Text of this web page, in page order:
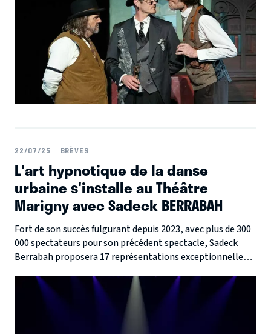
rires, émotions et émerveillement. Une occasion parfaite
de mêler divertissement et découvertes culturelles, tout
en profitant d’un moment de partage avec les plus jeunes.
22/07/25 BRÈVES
L'art hypnotique de la danse
urbaine s'installe au Théâtre
Marigny avec Sadeck BERRABAH
Fort de son succès fulgurant depuis 2023, avec plus de 300
000 spectateurs pour son précédent spectacle, Sadeck
Berrabah proposera 17 représentations exceptionnelles
la grande scène du Théâtre Marigny en décembre 2025.